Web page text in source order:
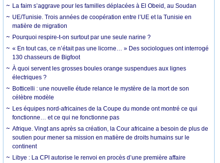
La faim s’aggrave pour les familles déplacées à El Obeid, au Soudan
UE/Tunisie. Trois années de coopération entre l’UE et la Tunisie en
matière de migration
Pourquoi respire-t-on surtout par une seule narine ?
« En tout cas, ce n’était pas une licorne… » Des sociologues ont interrogé
130 chasseurs de Bigfoot
À quoi servent les grosses boules orange suspendues aux lignes
électriques ?
Botticelli : une nouvelle étude relance le mystère de la mort de son
célèbre modèle
Les équipes nord-africaines de la Coupe du monde ont montré ce qui
fonctionne… et ce qui ne fonctionne pas
Afrique. Vingt ans après sa création, la Cour africaine a besoin de plus de
soutien pour mener sa mission en matière de droits humains sur le
continent
Libye : La CPI autorise le renvoi en procès d’une première affaire